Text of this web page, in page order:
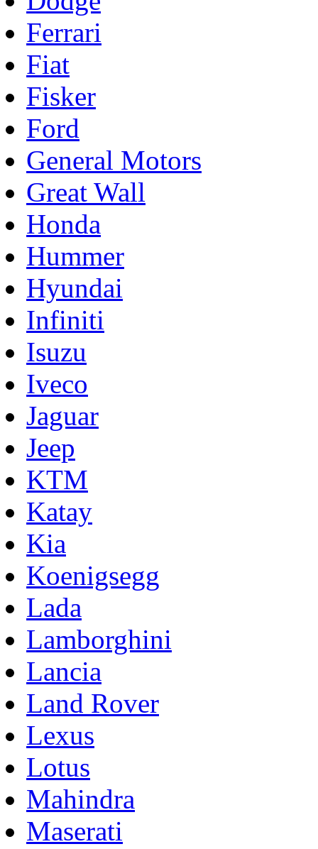
Ferrari
Fiat
Fisker
Ford
General Motors
Great Wall
Honda
Hummer
Hyundai
Infiniti
Isuzu
Iveco
Jaguar
Jeep
KTM
Katay
Kia
Koenigsegg
Lada
Lamborghini
Lancia
Land Rover
Lexus
Lotus
Mahindra
Maserati